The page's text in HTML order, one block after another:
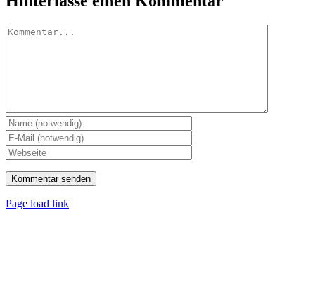
Kommentar
Page load link